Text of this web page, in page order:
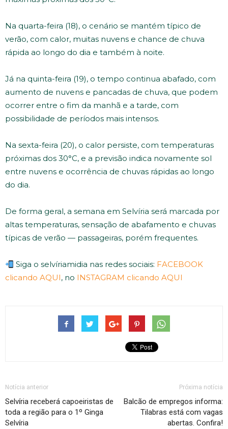
Na quarta-feira (18), o cenário se mantém típico de
verão, com calor, muitas nuvens e chance de chuva
rápida ao longo do dia e também à noite.
Já na quinta-feira (19), o tempo continua abafado, com
aumento de nuvens e pancadas de chuva, que podem
ocorrer entre o fim da manhã e a tarde, com
possibilidade de períodos mais intensos.
Na sexta-feira (20), o calor persiste, com temperaturas
próximas dos 30°C, e a previsão indica novamente sol
entre nuvens e ocorrência de chuvas rápidas ao longo
do dia.
De forma geral, a semana em Selvíria será marcada por
altas temperaturas, sensação de abafamento e chuvas
típicas de verão — passageiras, porém frequentes.
Siga o selvíriamidia nas redes sociais: FACEBOOK
clicando AQUI, no INSTAGRAM clicando AQUI
Notícia anterior
Selvíria receberá capoeiristas de
toda a região para o 1º Ginga
Selvíria
Próxima notícia
Balcão de empregos informa:
Tilabras está com vagas
abertas. Confira!